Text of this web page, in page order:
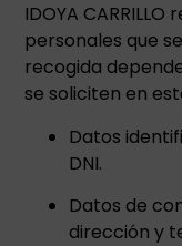
IDOYA
personales que
recogida
se soliciten en
Datos
DNI.
Datos de
dirección y